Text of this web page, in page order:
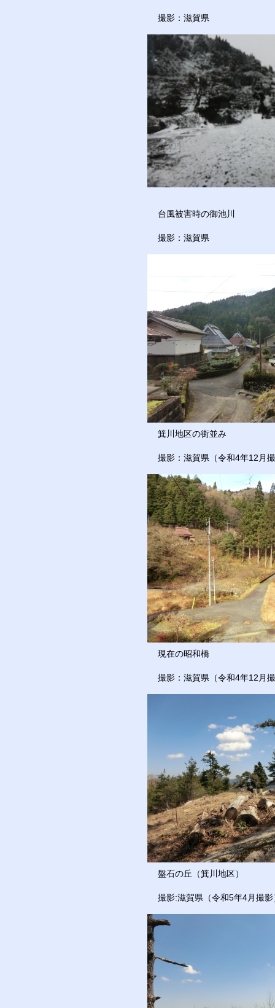
撮影：滋賀県
台風被害時の御池川
撮影：滋賀県
箕川地区の街並み
撮影：滋賀県（令和4年12月
現在の昭和橋
撮影：滋賀県（令和4年12月
盤石の丘（箕川地区）
撮影:滋賀県（令和5年4月撮影